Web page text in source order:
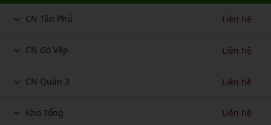
CN Tân Phú Liên hệ
CN Gò Vấp Liên hệ
CN Quận 3 Liên hệ
Kho Tổng Liên hệ